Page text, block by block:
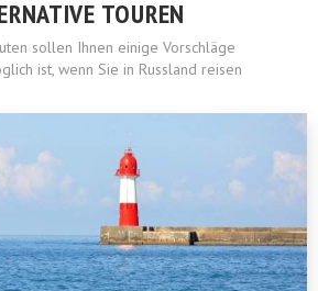
TOUREN
sollen Ihnen einige Vorschläge
ist, wenn Sie in Russland reisen